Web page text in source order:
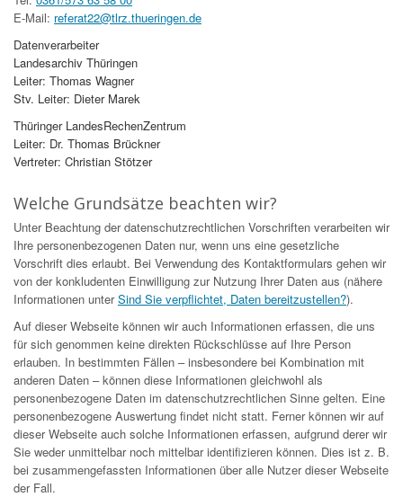
E-Mail: referat22@tlrz.thueringen.de
Datenverarbeiter
Landesarchiv Thüringen
Leiter: Thomas Wagner
Stv. Leiter: Dieter Marek
Thüringer LandesRechenZentrum
Leiter: Dr. Thomas Brückner
Vertreter: Christian Stötzer
Welche Grundsätze beachten wir?
Unter Beachtung der datenschutzrechtlichen Vorschriften verarbeiten wir
Ihre personenbezogenen Daten nur, wenn uns eine gesetzliche
Vorschrift dies erlaubt. Bei Verwendung des Kontaktformulars gehen wir
von der konkludenten Einwilligung zur Nutzung Ihrer Daten aus (nähere
Informationen unterSind Sie verpflichtet, Daten bereitzustellen?).
Auf dieser Webseite können wir auch Informationen erfassen, die uns
für sich genommen keine direkten Rückschlüsse auf Ihre Person
erlauben. In bestimmten Fällen – insbesondere bei Kombination mit
anderen Daten – können diese Informationen gleichwohl als
personenbezogene Daten im datenschutzrechtlichen Sinne gelten. Eine
personenbezogene Auswertung findet nicht statt. Ferner können wir auf
dieser Webseite auch solche Informationen erfassen, aufgrund derer wir
Sie weder unmittelbar noch mittelbar identifizieren können. Dies ist z. B.
bei zusammengefassten Informationen über alle Nutzer dieser Webseite
der Fall.